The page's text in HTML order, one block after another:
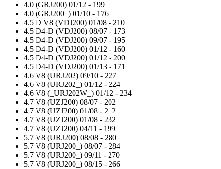
4.0 (GRJ200) 01/12 - 199
4.0 (GRJ200_) 01/10 - 176
4.5 D V8 (VDJ200) 01/08 - 210
4.5 D4-D (VDJ200) 08/07 - 173
4.5 D4-D (VDJ200) 09/07 - 195
4.5 D4-D (VDJ200) 01/12 - 160
4.5 D4-D (VDJ200) 01/12 - 200
4.5 D4-D (VDJ200) 01/13 - 171
4.6 V8 (URJ202) 09/10 - 227
4.6 V8 (URJ202_) 01/12 - 224
4.6 V8 (_URJ202W_) 01/12 - 234
4.7 V8 (UZJ200) 08/07 - 202
4.7 V8 (UZJ200) 01/08 - 212
4.7 V8 (UZJ200) 01/08 - 232
4.7 V8 (UZJ200) 04/11 - 199
5.7 V8 (URJ200) 08/08 - 280
5.7 V8 (URJ200_) 08/07 - 284
5.7 V8 (URJ200_) 09/11 - 270
5.7 V8 (URJ200_) 08/15 - 266